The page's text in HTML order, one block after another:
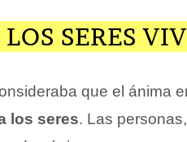
SERES
que el ánima
los seres. Las